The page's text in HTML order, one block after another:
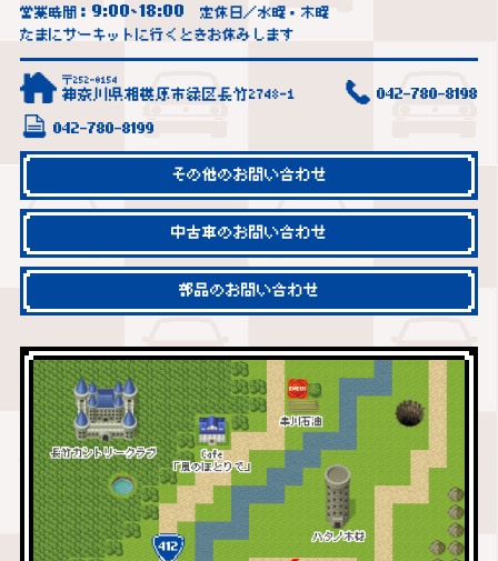
営業時間： 9:00~18:00
定休日／水曜・木曜
たまにサーキットに行くときお休みします
〒252-0154
神奈川県相模原市緑区長竹2748-1 042-780-8198
042-780-8199
その他のお問い合わせ
中古車のお問い合わせ
部品のお問い合わせ